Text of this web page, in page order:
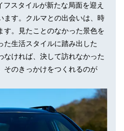
スタイルが新たな局面を迎え
ます。クルマとの出会いは、時
す。見たことのなかった景色を
た生活スタイルに踏み出した
なければ、決して訪れなかった
そのきっかけをつくれるのが